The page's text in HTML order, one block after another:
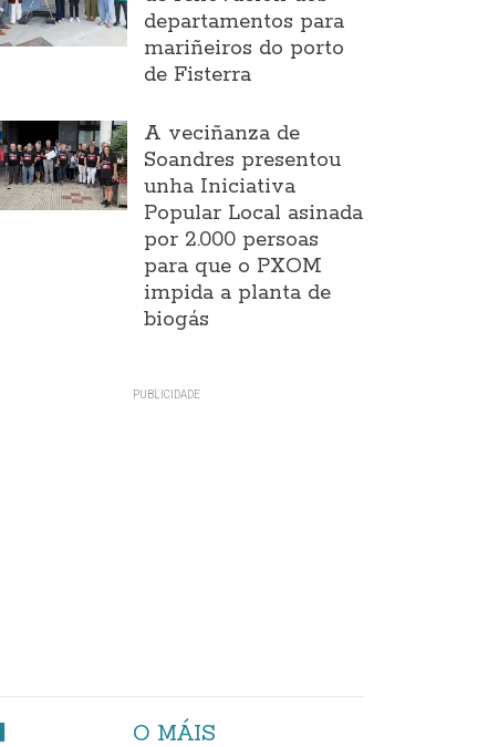
departamentos para
mariñeiros do porto
de Fisterra
A veciñanza de
Soandres presentou
unha Iniciativa
Popular Local asinada
por 2.000 persoas
para que o PXOM
impida a planta de
biogás
O MÁIS